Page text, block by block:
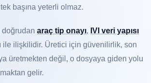
başına yeterli olmaz.
doğrudan araç tip onayı, IVI veri yapısı
ile ilişkilidir. Üretici için güvenilirlik, son
üretmekten değil, o dosyaya giden yolu
gelir.